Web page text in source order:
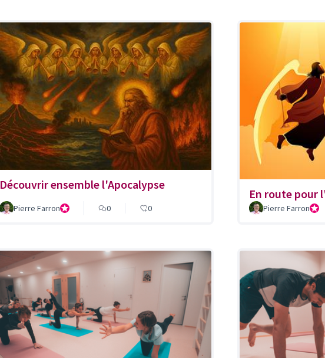
Découvrir ensemble l'Apocalypse
Pierre FarronPrésident de la Fondation pour un Centre oecuménique et de quartier du
0 0
En route pour
Pierre Farron